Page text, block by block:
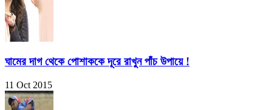
ঘামের দাগ থেকে পোশাককে দূরে রাখুন পাঁচ উপায়ে !
11 Oct 2015